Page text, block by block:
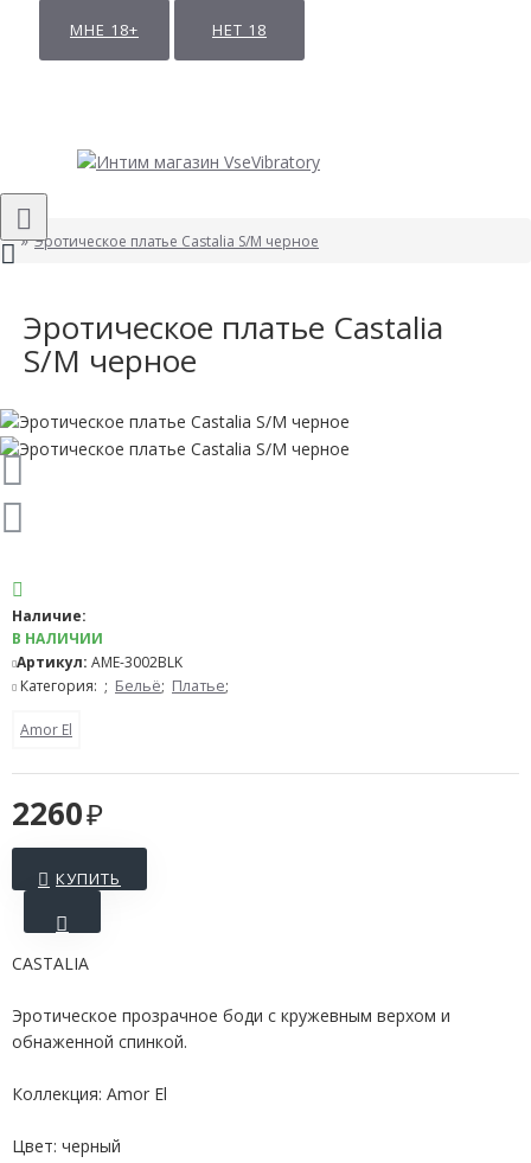
МНЕ 18+ НЕТ 18
Эротическое платье Castalia S/M черное
Эротическое платье Castalia
S/M черное
2260
Наличие:
В НАЛИЧИИ
Артикул: AME-3002BLK
Категория: ; Бельё; Платье;
Amor El
КУПИТЬ
CASTALIA
Эротическое прозрачное боди с кружевным верхом и
обнаженной спинкой.
Коллекция: Amor El
Цвет: черный